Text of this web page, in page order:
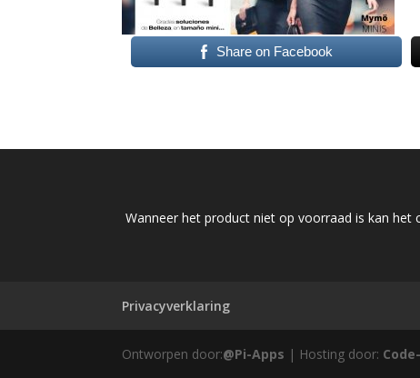
Share on Facebook
Wanneer het product niet op voorraad is kan
Privacyverklaring
Ontworpen door:@Pi-Apps | Hosting door: